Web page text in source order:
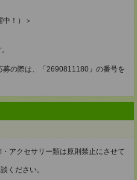
中！）＞
の際は、「2690811180」の番号を
アクセサリー類は原則禁止にさせて
ください。